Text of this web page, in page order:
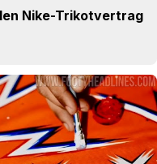
Nike-Trikotvertrag